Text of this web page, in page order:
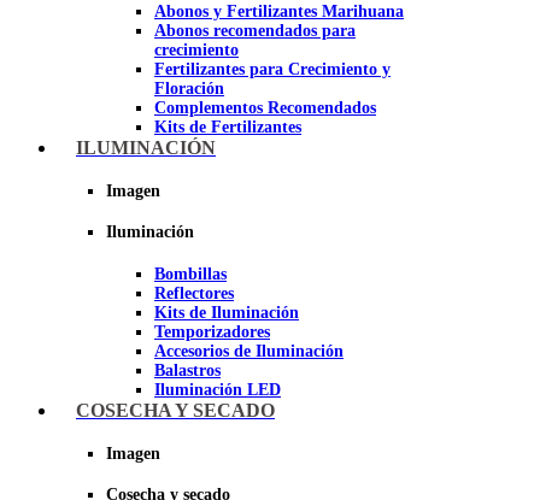
Abonos y Fertilizantes Marihuana
Abonos recomendados para
crecimiento
Fertilizantes para Crecimiento y
Floración
Complementos Recomendados
Kits de Fertilizantes
ILUMINACIÓN
Imagen
Iluminación
Bombillas
Reflectores
Kits de Iluminación
Temporizadores
Accesorios de Iluminación
Balastros
Iluminación LED
Iluminación LEC
COSECHA Y SECADO
Imagen
Cosecha y secado